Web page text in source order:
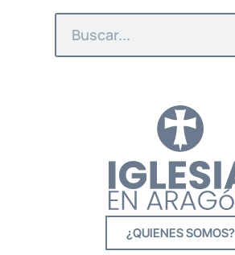
¿QUIENES SOMOS?